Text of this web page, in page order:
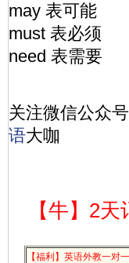
may 表可能
must 表必须
need 表需要
关注微信公众
语大咖
【牛】2
【福利】英语外教一对